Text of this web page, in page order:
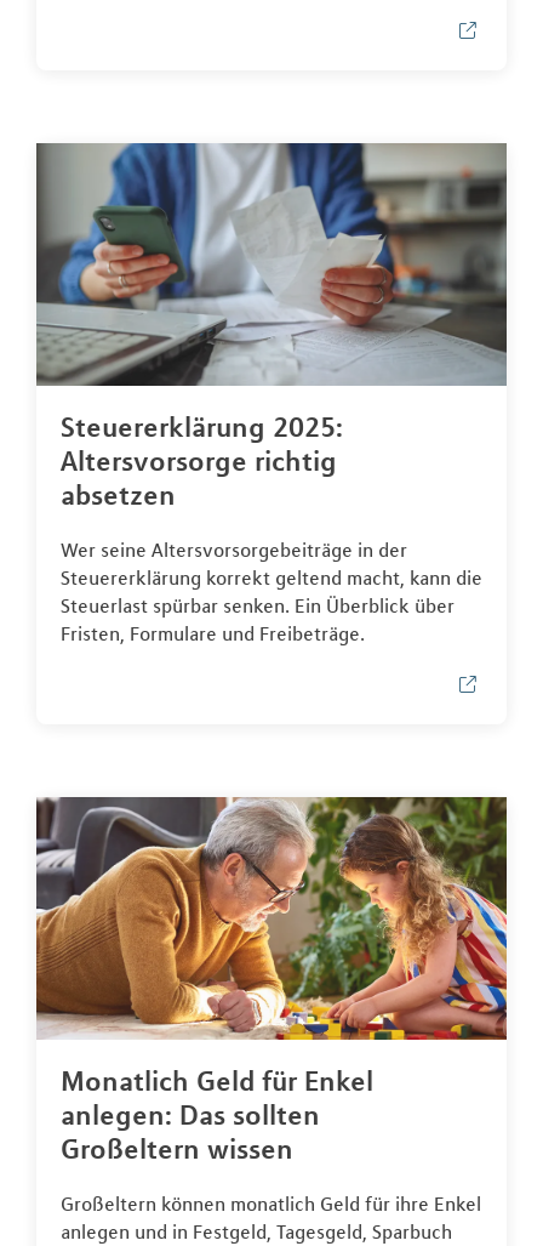
Steuererklärung 2025:
Altersvorsorge richtig
absetzen
Wer seine Altersvorsorgebeiträge in der
Steuererklärung korrekt geltend macht, kann die
Steuerlast spürbar senken. Ein Überblick über
Fristen, Formulare und Freibeträge.
Monatlich Geld für Enkel
anlegen: Das sollten
Großeltern wissen
Großeltern können monatlich Geld für ihre Enkel
anlegen und in Festgeld, Tagesgeld, Sparbuch